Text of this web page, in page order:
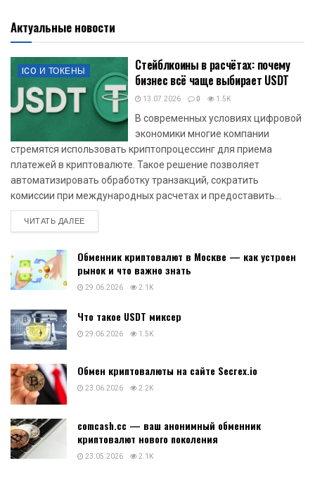
Актуальные новости
ICO И ТОКЕНЫ
Стейблкоины в расчётах: почему
бизнес всё чаще выбирает USDT
13.07.2026 0 1.5K
В современных условиях цифровой
экономики многие компании
стремятся использовать криптопроцессинг для приема
платежей в криптовалюте. Такое решение позволяет
автоматизировать обработку транзакций, сократить
комиссии при международных расчетах и предоставить...
ЧИТАТЬ ДАЛЕЕDETAILS
Обменник криптовалют в Москве — как устроен
рынок и что важно знать
29.06.2026 2.1K
Что такое USDT миксер
29.06.2026 1.5K
Обмен криптовалюты на сайте Secrex.io
23.06.2026 2.2K
comcash.cc — ваш анонимный обменник
криптовалют нового поколения
23.05.2026 2.1K